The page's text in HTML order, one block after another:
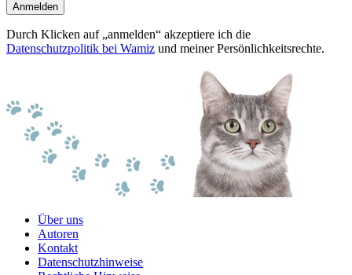
Anmelden
Durch Klicken auf „anmelden“ akzeptiere ich die
Datenschutzpolitik bei Wamiz und meiner Persönlichkeitsrechte.
Über uns
Autoren
Kontakt
Datenschutzhinweise